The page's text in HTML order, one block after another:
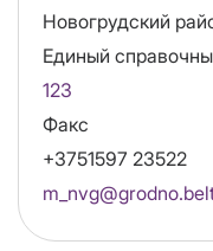
Адрес
Новогрудский
Единый
123
Факс
+3751597 23522
Email